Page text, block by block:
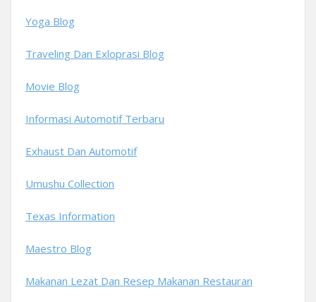
Yoga Blog
Traveling Dan Exloprasi Blog
Movie Blog
Informasi Automotif Terbaru
Exhaust Dan Automotif
Umushu Collection
Texas Information
Maestro Blog
Makanan Lezat Dan Resep Makanan Restauran